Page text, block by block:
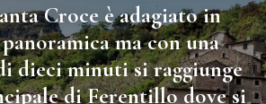
Croce è adagiato in
ma con una
dieci minuti si raggiunge
di Ferentillo dove si